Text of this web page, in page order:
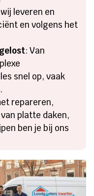
leveren en
en volgens het
: Van
snel op, vaak
repareren,
platte daken,
ben je bij ons